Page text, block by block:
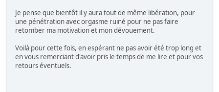
Je pense que bientôt il y aura tout de même libération, pour
une pénétration avec orgasme ruiné pour ne pas faire
retomber ma motivation et mon dévouement.
Voilà pour cette fois, en espérant ne pas avoir été trop long et
en vous remerciant d'avoir pris le temps de me lire et pour vos
retours éventuels.